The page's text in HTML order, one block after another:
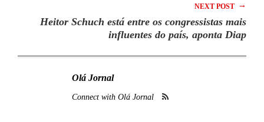
NEXT POST →
Heitor Schuch está entre os congressistas mais
influentes do país, aponta Diap
Olá Jornal
Connect with Olá Jornal